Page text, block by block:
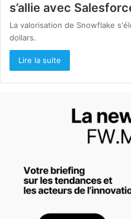
s’allie avec
La valorisation de Snowflake
dollars.
Lire la suite